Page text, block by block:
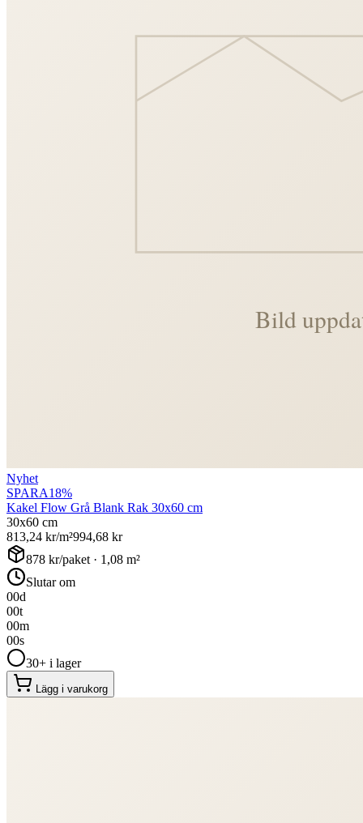
Nyhet
SPARA18%
Kakel Flow Grå Blank Rak 30x60 cm
30x60 cm
813,24 kr/m²994,68 kr
878 kr/paket · 1,08 m²
Slutar om
00d
00t
00m
00s
30+ i lager
Lägg i varukorg